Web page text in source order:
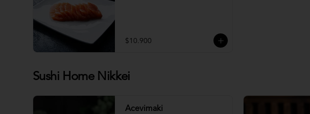
$10.900
Sushi Home Nikkei
Acevimaki